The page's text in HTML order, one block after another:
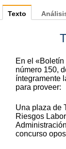
Texto
En el
número 150,
íntegramente
para proveer:
Una plaza de
Riesgos
concurso